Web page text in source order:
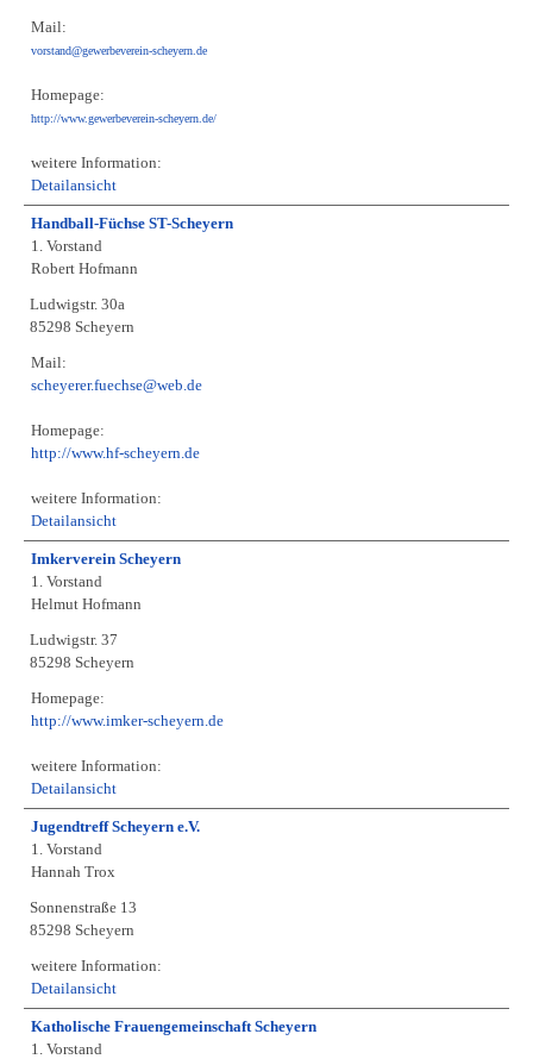
Mail:
vorstand@gewerbeverein-scheyern.de
Homepage:
http://www.gewerbeverein-scheyern.de/
weitere Information:
Detailansicht
Handball-Füchse ST-Scheyern
1. Vorstand
Robert Hofmann
Ludwigstr. 30a
85298 Scheyern
Mail:
scheyerer.fuechse@web.de
Homepage:
http://www.hf-scheyern.de
weitere Information:
Detailansicht
Imkerverein Scheyern
1. Vorstand
Helmut Hofmann
Ludwigstr. 37
85298 Scheyern
Homepage:
http://www.imker-scheyern.de
weitere Information:
Detailansicht
Jugendtreff Scheyern e.V.
1. Vorstand
Hannah Trox
Sonnenstraße 13
85298 Scheyern
weitere Information:
Detailansicht
Katholische Frauengemeinschaft Scheyern
1. Vorstand